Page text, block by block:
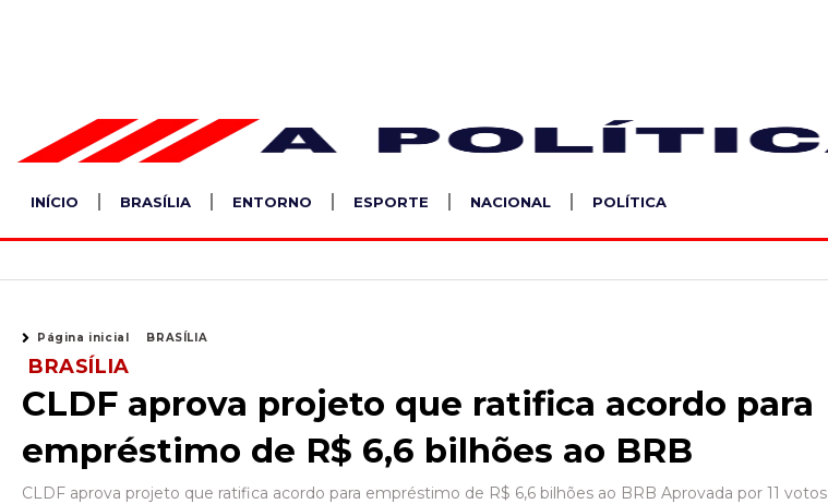
INÍCIO BRASÍLIA ENTORNO ESPORTE NACIONAL POLÍTICA
Página inicial BRASÍLIA
BRASÍLIA
CLDF aprova projeto que ratifica acordo para
empréstimo de R$ 6,6 bilhões ao BRB
CLDF aprova projeto que ratifica acordo para empréstimo de R$ 6,6 bilhões ao BRB Aprovada por 11 votos